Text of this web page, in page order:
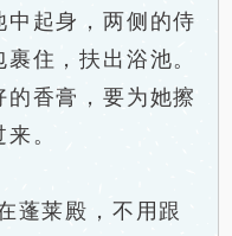
起身，两侧的侍
住，扶出浴池。
香膏，要为她擦
。
莱殿，不用跟